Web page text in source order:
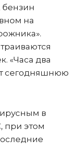
бензин
на
«Часа два
сегодняшнюю
в
при этом